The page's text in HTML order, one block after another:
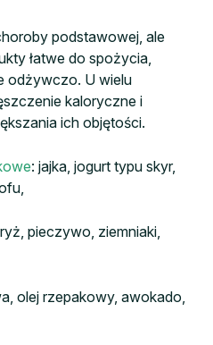
podstawowej, ale
łatwe do spożycia,
odżywczo. U wielu
kaloryczne i
ich objętości.
: jajka, jogurt typu skyr,
pieczywo, ziemniaki,
olej rzepakowy, awokado,